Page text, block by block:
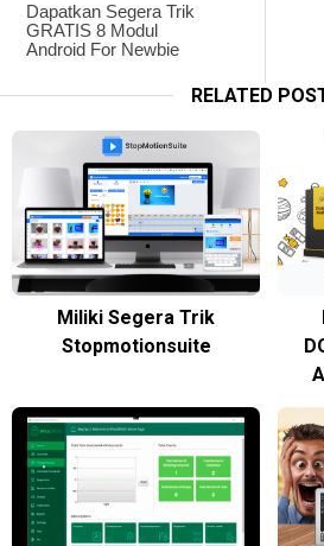
Dapatkan Segera Trik
GRATIS 8 Modul
Android For Newbie
RELATED
Miliki Segera Trik
Stopmotionsuite